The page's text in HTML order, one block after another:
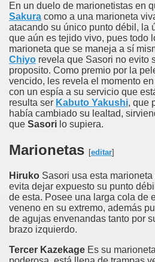
En un duelo de marionetistas en
Sakura como a una marioneta
atacando su único punto débil, la
que aún es tejido vivo, pues todo
marioneta que se maneja a sí
Chiyo revela que Sasori no evito
proposito. Como premio por la
vencido, les revela el momento
con un espía a su servicio que
resulta ser Kabuto Yakushi, que
había cambiado su lealtad,
que Sasori lo supiera.
Marionetas [editar]
Hiruko Sasori usa esta
evita dejar expuesto su punto
de esta. Posee una larga cola de
veneno en su extremo, además
de agujas envenandas tanto por
brazo izquierdo.
Tercer Kazekage Es su